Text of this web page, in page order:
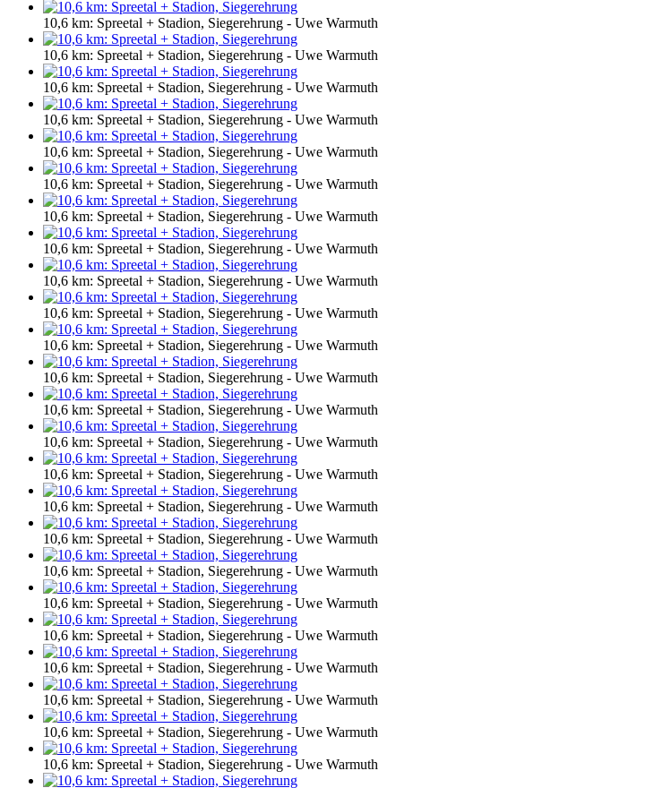
10,6 km: Spreetal + Stadion, Siegerehrung - Uwe Warmuth
10,6 km: Spreetal + Stadion, Siegerehrung - Uwe Warmuth
10,6 km: Spreetal + Stadion, Siegerehrung - Uwe Warmuth
10,6 km: Spreetal + Stadion, Siegerehrung - Uwe Warmuth
10,6 km: Spreetal + Stadion, Siegerehrung - Uwe Warmuth
10,6 km: Spreetal + Stadion, Siegerehrung - Uwe Warmuth
10,6 km: Spreetal + Stadion, Siegerehrung - Uwe Warmuth
10,6 km: Spreetal + Stadion, Siegerehrung - Uwe Warmuth
10,6 km: Spreetal + Stadion, Siegerehrung - Uwe Warmuth
10,6 km: Spreetal + Stadion, Siegerehrung - Uwe Warmuth
10,6 km: Spreetal + Stadion, Siegerehrung - Uwe Warmuth
10,6 km: Spreetal + Stadion, Siegerehrung - Uwe Warmuth
10,6 km: Spreetal + Stadion, Siegerehrung - Uwe Warmuth
10,6 km: Spreetal + Stadion, Siegerehrung - Uwe Warmuth
10,6 km: Spreetal + Stadion, Siegerehrung - Uwe Warmuth
10,6 km: Spreetal + Stadion, Siegerehrung - Uwe Warmuth
10,6 km: Spreetal + Stadion, Siegerehrung - Uwe Warmuth
10,6 km: Spreetal + Stadion, Siegerehrung - Uwe Warmuth
10,6 km: Spreetal + Stadion, Siegerehrung - Uwe Warmuth
10,6 km: Spreetal + Stadion, Siegerehrung - Uwe Warmuth
10,6 km: Spreetal + Stadion, Siegerehrung - Uwe Warmuth
10,6 km: Spreetal + Stadion, Siegerehrung - Uwe Warmuth
10,6 km: Spreetal + Stadion, Siegerehrung - Uwe Warmuth
10,6 km: Spreetal + Stadion, Siegerehrung - Uwe Warmuth